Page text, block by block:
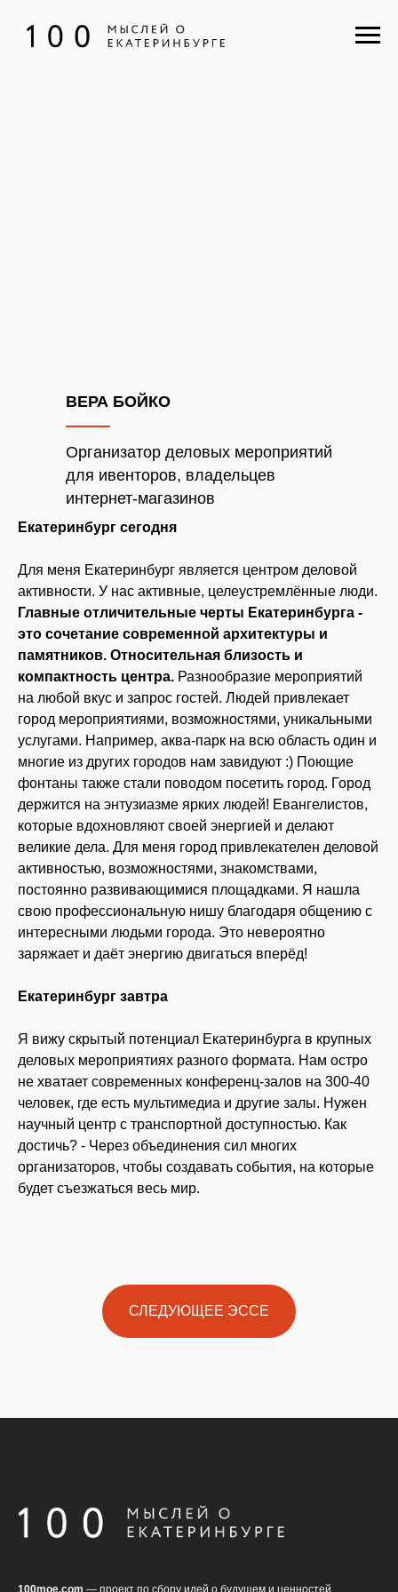
ВЕРА БОЙКО
Организатор деловых мероприятий
для ивенторов, владельцев
интернет-магазинов
Екатеринбург сегодня
Для меня Екатеринбург является центром деловой
активности. У нас активные, целеустремлённые люди.
Главные отличительные черты Екатеринбурга -
это сочетание современной архитектуры и
памятников. Относительная близость и
компактность центра. Разнообразие мероприятий
на любой вкус и запрос гостей. Людей привлекает
город мероприятиями, возможностями, уникальными
услугами. Например, аква-парк на всю область один и
многие из других городов нам завидуют :) Поющие
фонтаны также стали поводом посетить город. Город
держится на энтузиазме ярких людей! Евангелистов,
которые вдохновляют своей энергией и делают
великие дела. Для меня город привлекателен деловой
активностью, возможностями, знакомствами,
постоянно развивающимися площадками. Я нашла
свою профессиональную нишу благодаря общению с
интересными людьми города. Это невероятно
заряжает и даёт энергию двигаться вперёд!
Екатеринбург завтра
Я вижу скрытый потенциал Екатеринбурга в крупных
деловых мероприятиях разного формата. Нам остро
не хватает современных конференц-залов на 300-40
человек, где есть мультимедиа и другие залы. Нужен
научный центр с транспортной доступностью. Как
достичь? - Через объединения сил многих
организаторов, чтобы создавать события, на которые
будет съезжаться весь мир.
СЛЕДУЮЩЕЕ ЭССЕ
100moe.com — проект по сбору идей о будущем и ценностей